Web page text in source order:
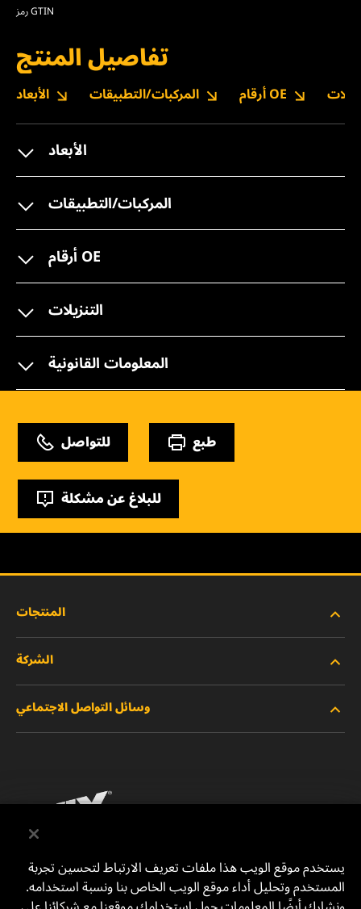
رمز GTIN
تفاصيل المنتج
الأبعاد المركبات/التطبيقات أرقام OE
الأبعاد
المركبات/التطبيقات
أرقام OE
التنزيلات
المعلومات القانونية
للتواصل طبع
للبلاغ عن مشكلة
المنتجات
المنتجات الجديدة
المنتجات المتوقفة/المستبدلة
الشركة
الوظائف
إشعار قانوني
الطباعة
للتواصل معنا
وسائل التواصل الاجتماعي
يوتيوب
MANN+HUMMEL Middle East FZE
يستخدم موقع الويب هذا ملفات تعريف الارتباط لتحسين تجربة
المستخدم وتحليل أداء موقع الويب الخاص بنا ونسبة استخدامه.